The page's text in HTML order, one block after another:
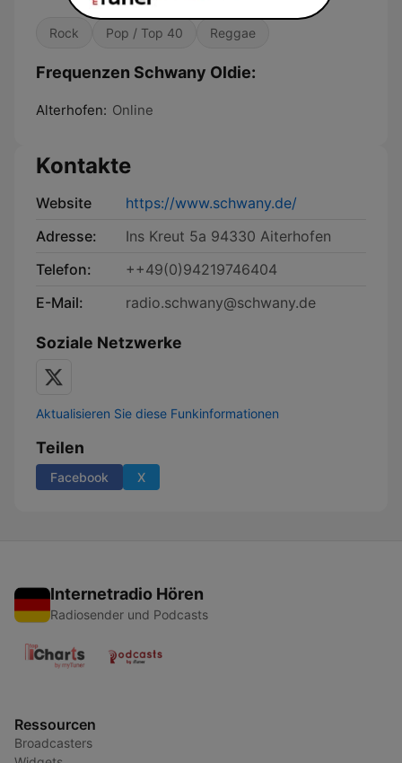
Rock Pop / Top 40 Reggae
Frequenzen Schwany Oldie:
Alterhofen: Online
Kontakte
Website
https://www.schwany.de/
Adresse:
Ins Kreut 5a 94330 Aiterhofen
Telefon:
++49(0)94219746404
E-Mail:
radio.schwany@schwany.de
Soziale Netzwerke
Aktualisieren Sie diese Funkinformationen
Teilen
Facebook X
Internetradio Hören
Radiosender und Podcasts
Ressourcen
Broadcasters